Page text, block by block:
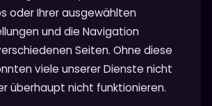
oder Ihrer ausgewählten
und die Navigation
Seiten. Ohne diese
viele unserer Dienste nicht
überhaupt nicht funktionieren.